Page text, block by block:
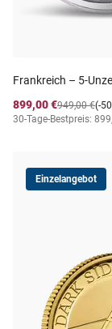
Frankreich – 5-
899,00 €
(-
949,00 €
30-Tage-Bestpreis:
Einzelangebot